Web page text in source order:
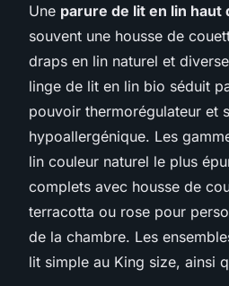
Une parure de lit en lin haut
souvent une housse de
draps en lin naturel et
linge de lit en lin bio séduit
pouvoir thermorégulateur et
hypoallergénique. Les
lin couleur naturel le plus
complets avec housse de
terracotta ou rose pour
de la chambre. Les
lit simple au King size, ainsi